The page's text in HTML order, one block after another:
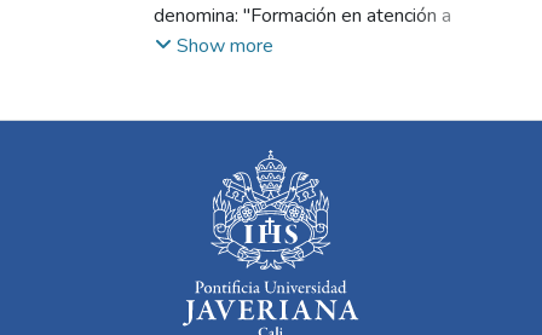
María Irene
denomina: "Formación en atención a
violencias basadas en género, una
Departamental de Víctimas del
departamento de Nariño. A través de un
proceso investigativo y participativo, se
establece la problemática, identificando la
pertinencia en el fortalecimiento de
conocimientos relacionados con las
Show more